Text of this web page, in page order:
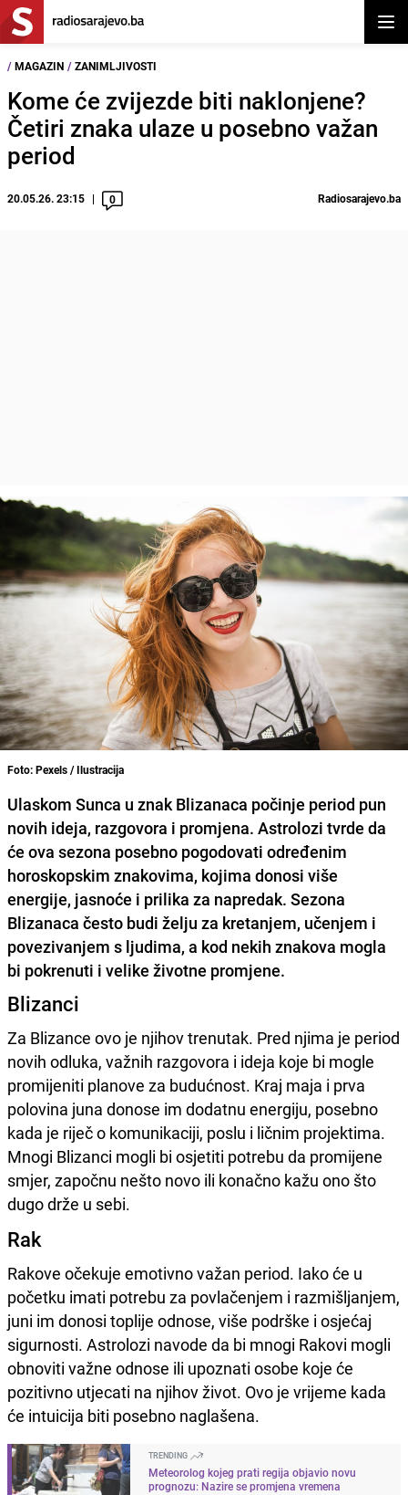
/ MAGAZIN / ZANIMLJIVOSTI
Kome će zvijezde biti naklonjene?
Četiri znaka ulaze u posebno važan
period
20.05.26. 23:15 0 Radiosarajevo.ba
Foto: Pexels / Ilustracija
Ulaskom Sunca u znak Blizanaca počinje period pun
novih ideja, razgovora i promjena. Astrolozi tvrde da
će ova sezona posebno pogodovati određenim
horoskopskim znakovima, kojima donosi više
energije, jasnoće i prilika za napredak. Sezona
Blizanaca često budi želju za kretanjem, učenjem i
povezivanjem s ljudima, a kod nekih znakova mogla
bi pokrenuti i velike životne promjene.
Blizanci
Za Blizance ovo je njihov trenutak. Pred njima je period
novih odluka, važnih razgovora i ideja koje bi mogle
promijeniti planove za budućnost. Kraj maja i prva
polovina juna donose im dodatnu energiju, posebno
kada je riječ o komunikaciji, poslu i ličnim projektima.
Mnogi Blizanci mogli bi osjetiti potrebu da promijene
smjer, započnu nešto novo ili konačno kažu ono što
dugo drže u sebi.
Rak
Rakove očekuje emotivno važan period. Iako će u
početku imati potrebu za povlačenjem i razmišljanjem,
juni im donosi toplije odnose, više podrške i osjećaj
sigurnosti. Astrolozi navode da bi mnogi Rakovi mogli
obnoviti važne odnose ili upoznati osobe koje će
pozitivno utjecati na njihov život. Ovo je vrijeme kada
će intuicija biti posebno naglašena.
TRENDING
Meteorolog kojeg prati regija objavio novu
prognozu: Nazire se promjena vremena